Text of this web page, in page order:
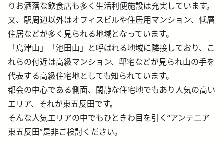
りお洒落な飲食店も多く生活利便施設は充実しています。
又、駅周辺以外はオフィスビルや住居用マンション、低層
住居などが多く見られる地域となっています。
「島津山」「池田山」と呼ばれる地域に隣接しており、こ
れらの付近は高級マンション、邸宅などが見られ山の手を
代表する高級住宅地としても知られています。
都会の中心である側面、閑静な住宅地でもあり人気の高い
エリア、それが東五反田です。
そんな人気エリアの中でもひときわ目を引く“アンテニア
東五反田”是非ご検討ください。